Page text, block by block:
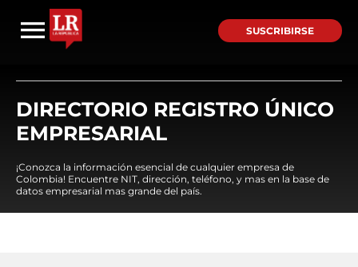
SUSCRIBIRSE
DIRECTORIO REGISTRO ÚNICO
EMPRESARIAL
¡Conozca la información esencial de cualquier empresa de
Colombia! Encuentre NIT, dirección, teléfono, y mas en la base de
datos empresarial mas grande del país.